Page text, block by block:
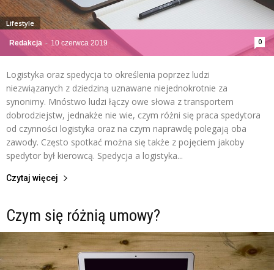
Redakcja - 10 czerwca 2019 0
Lifestyle
Logistyka oraz spedycja to określenia poprzez ludzi
niezwiązanych z dziedziną uznawane niejednokrotnie za
synonimy. Mnóstwo ludzi łączy owe słowa z transportem
dobrodziejstw, jednakże nie wie, czym różni się praca spedytora
od czynności logistyka oraz na czym naprawdę polegają oba
zawody. Często spotkać można się także z pojęciem jakoby
spedytor był kierowcą. Spedycja a logistyka...
Czytaj więcej
Czym się różnią umowy?